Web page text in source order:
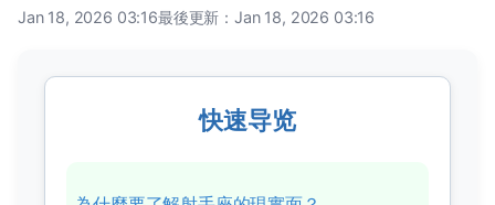
Jan 18, 2026 03:16最後更新：Jan 18, 2026 03:16
快速导览